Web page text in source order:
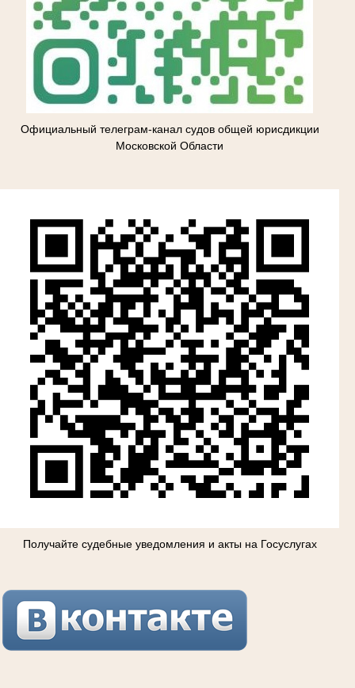
Официальный телеграм-канал судов общей юрисдикции
Московской Области
Получайте судебные уведомления и акты на Госуслугах